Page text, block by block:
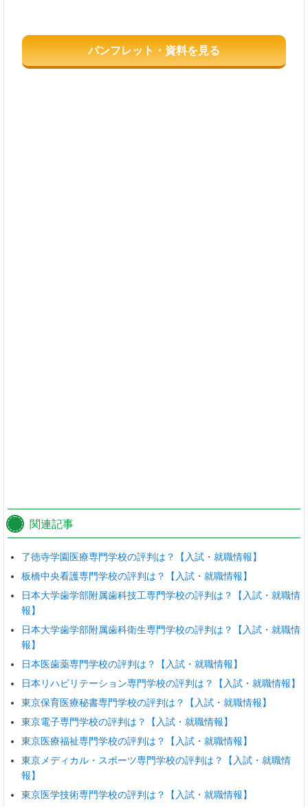
パンフレット・資料を見る
関連記事
了徳寺学園医療専門学校の評判は？【入試・就職情報】
板橋中央看護専門学校の評判は？【入試・就職情報】
日本大学歯学部附属歯科技工専門学校の評判は？【入試・就職情
報】
日本大学歯学部附属歯科衛生専門学校の評判は？【入試・就職情
報】
日本医歯薬専門学校の評判は？【入試・就職情報】
日本リハビリテーション専門学校の評判は？【入試・就職情報】
東京保育医療秘書専門学校の評判は？【入試・就職情報】
東京電子専門学校の評判は？【入試・就職情報】
東京医療福祉専門学校の評判は？【入試・就職情報】
東京メディカル・スポーツ専門学校の評判は？【入試・就職情
報】
東京医学技術専門学校の評判は？【入試・就職情報】